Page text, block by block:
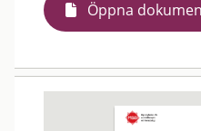
Öppna